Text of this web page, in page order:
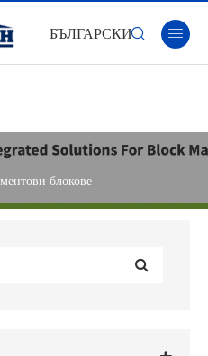
БЪЛГАРСКИ 
блокове